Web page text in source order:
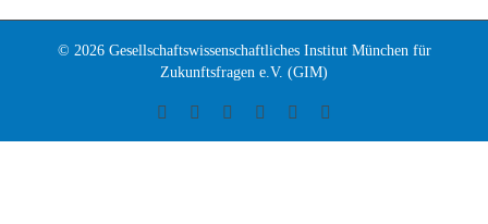
© 2026 Gesellschaftswissenschaftliches Institut München für
Zukunftsfragen e.V. (GIM)
FacebookInstagramLinkedIn YouTube